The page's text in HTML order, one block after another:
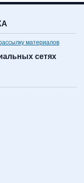
материалов
сетях